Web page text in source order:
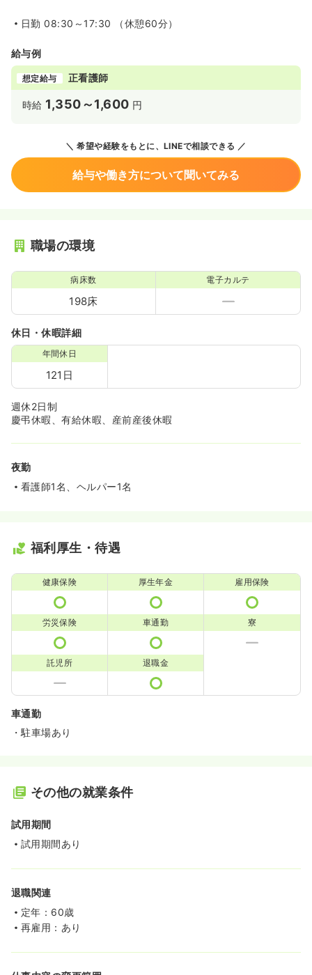
日勤 08:30～17:30 （休憩60分）
給与例
想定給与 正看護師
時給 1,350～1,600 円
希望や経験をもとに、LINEで相談できる
給与や働き方について聞いてみる
職場の環境
病床数
198床
電子カルテ
休日・休暇詳細
年間休日
121日
週休2日制
慶弔休暇、有給休暇、産前産後休暇
夜勤
看護師1名、ヘルパー1名
福利厚生・待遇
健康保険 厚生年金 雇用保険
労災保険 車通勤 寮
託児所 退職金
車通勤
・駐車場あり
その他の就業条件
試用期間
試用期間あり
退職関連
定年：60歳
再雇用：あり